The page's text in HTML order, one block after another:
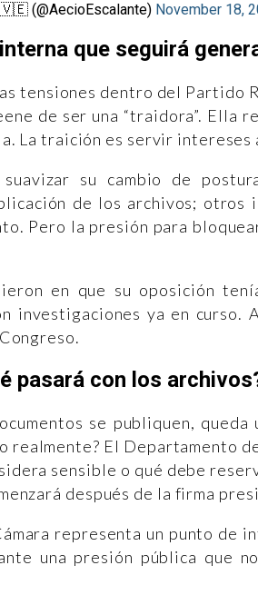
(@AecioEscalante) November 18,
que seguirá
tensiones dentro del Partido
de ser una “traidora”. Ella
La traición es servir intereses
su cambio de
de los archivos; otros
Pero la presión para
en que su oposición
investigaciones ya en curso.
pasará con los
se publiquen, queda
El Departamento
sensible o qué debe
después de la firma
representa un punto de
una presión pública que